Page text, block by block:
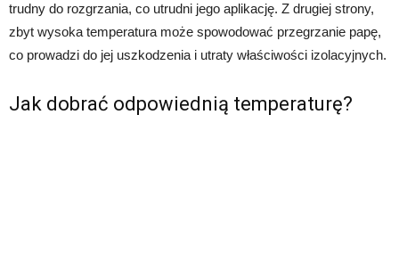
trudny do rozgrzania, co utrudni jego aplikację. Z drugiej strony,
zbyt wysoka temperatura może spowodować przegrzanie papę,
co prowadzi do jej uszkodzenia i utraty właściwości izolacyjnych.
Jak dobrać odpowiednią temperaturę?